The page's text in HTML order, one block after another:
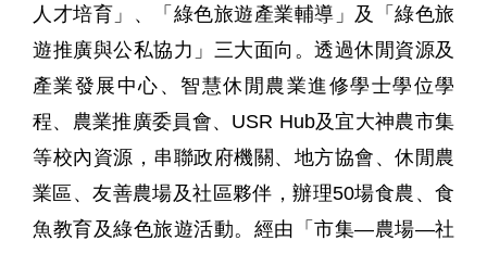
人才培育」、「綠色旅遊產業輔導」及「綠色旅
遊推廣與公私協力」三大面向。透過休閒資源及
產業發展中心、智慧休閒農業進修學士學位學
程、農業推廣委員會、 USR Hub及宜大神農市集
等校內資源，串聯政府機關、地方協會、休閒農
業區、友善農場及社區夥伴，辦理50場食農、食
魚教育及綠色旅遊活動。經由「市集—農場—社